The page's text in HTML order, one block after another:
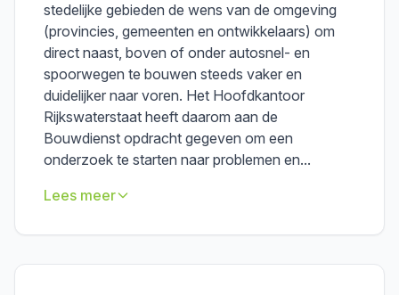
stedelijke gebieden de wens van de omgeving
(provincies, gemeenten en ontwikkelaars) om
direct naast, boven of onder autosnel- en
spoorwegen te bouwen steeds vaker en
duidelijker naar voren. Het Hoofdkantoor
Rijkswaterstaat heeft daarom aan de
Bouwdienst opdracht gegeven om een
onderzoek te starten naar problemen en...
Lees meer